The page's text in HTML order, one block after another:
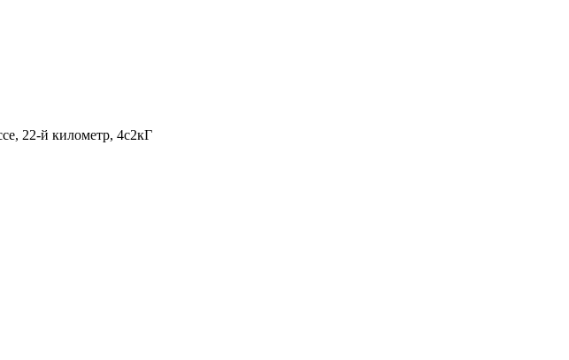
22-й километр, 4с2кГ